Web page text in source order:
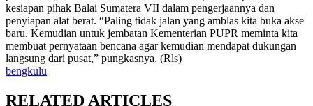
kesiapan pihak Balai Sumatera VII dalam pengerjaannya dan
penyiapan alat berat. “Paling tidak jalan yang amblas kita buka akse
baru. Kemudian untuk jembatan Kementerian PUPR meminta kita
membuat pernyataan bencana agar kemudian mendapat dukungan
langsung dari pusat,” pungkasnya. (Rls)
bengkulu
RELATED ARTICLES